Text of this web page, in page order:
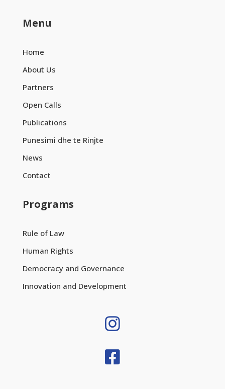
Menu
Home
About Us
Partners
Open Calls
Publications
Punesimi dhe te Rinjte
News
Contact
Programs
Rule of Law
Human Rights
Democracy and Governance
Innovation and Development

